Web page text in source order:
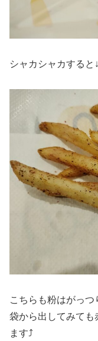
シャカシャカすると
こちらも粉はがっつ
袋から出してみても
ます⤴